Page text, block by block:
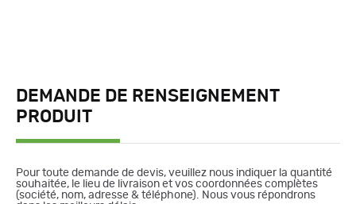
DEMANDE DE RENSEIGNEMENT
PRODUIT
Pour toute demande de devis, veuillez nous indiquer la quantité
souhaitée, le lieu de livraison et vos coordonnées complètes
(société, nom, adresse & téléphone). Nous vous répondrons